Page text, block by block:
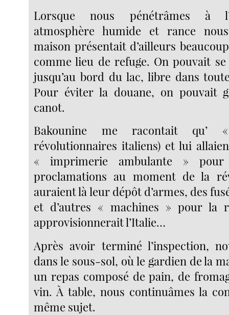
Lorsque nous pénétrâmes à
atmosphère humide et rance
maison présentait d’ailleurs
comme lieu de refuge. On pouvait
jusqu’au bord du lac, libre dans
Pour éviter la douane, on pouvait
canot.
Bakounine me racontait
révolutionnaires italiens) et lui
« imprimerie ambulante »
proclamations au moment de la
auraient là leur dépôt d’armes, des
et d’autres « machines » pour la
approvisionnerait l’Italie…
Après avoir terminé l’inspection,
dans le sous-sol, où le gardien de la
un repas composé de pain, de
vin. À table, nous continuâmes la
même sujet.